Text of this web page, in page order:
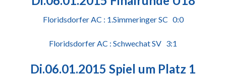
Floridsdorfer AC : 1.Simmeringer SC 0:0
Floridsdorfer AC : Schwechat SV 3:1
Di.06.01.2015 Spiel um Platz 1